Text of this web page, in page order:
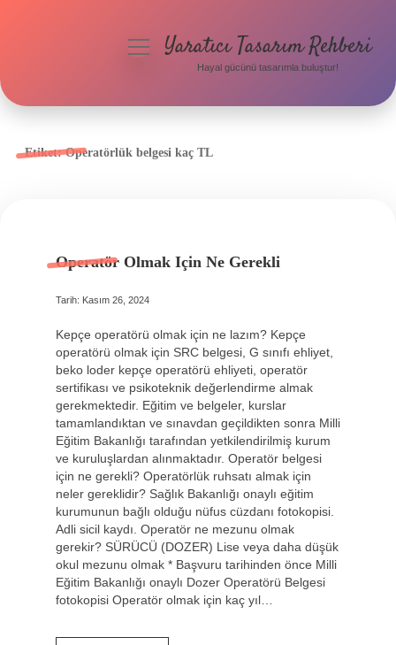
Yasal Uyarı
menüyü
aç
Yaratıcı Tasarım Rehberi
Hayal gücünü tasarımla buluştur!
Etiket:Operatörlük belgesi kaç TL
Operatör Olmak Için Ne Gerekli
Tarih: Kasım 26, 2024
Kepçe operatörü olmak için ne lazım? Kepçe
operatörü olmak için SRC belgesi, G sınıfı ehliyet,
beko loder kepçe operatörü ehliyeti, operatör
sertifikası ve psikoteknik değerlendirme almak
gerekmektedir. Eğitim ve belgeler, kurslar
tamamlandıktan ve sınavdan geçildikten sonra Milli
Eğitim Bakanlığı tarafından yetkilendirilmiş kurum
ve kuruluşlardan alınmaktadır. Operatör belgesi
için ne gerekli? Operatörlük ruhsatı almak için
neler gereklidir? Sağlık Bakanlığı onaylı eğitim
kurumunun bağlı olduğu nüfus cüzdanı fotokopisi.
Adli sicil kaydı. Operatör ne mezunu olmak
gerekir? SÜRÜCÜ (DOZER) Lise veya daha düşük
okul mezunu olmak * Başvuru tarihinden önce Milli
Eğitim Bakanlığı onaylı Dozer Operatörü Belgesi
fotokopisi Operatör olmak için kaç yıl…